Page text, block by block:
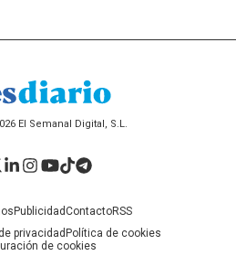
El Semanal Digital, S.L.
PublicidadContactoRSS
privacidad Política de cookies
de cookies
Twitter
LinkedIn
Instagram
YouTube
TikTok
Telegram